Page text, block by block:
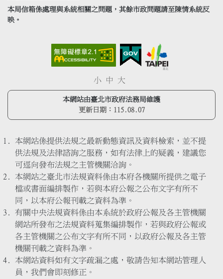
本局信箱係處理與系統相關之問題，其餘市政問題請至陳情系統反
映。
小 中 大
本網站由臺北市政府法務局維護
更新日期： 115.08.07
本網站係提供法規之最新動態資訊及資料檢索，並不提
供法規及法律諮詢之服務，如有法律上的疑義，建議您
可逕向發布法規之主管機關洽詢。
本網站之臺北市法規資料係由本府各機關所提供之電子
檔或書面編排製作，若與本府公報之公布文字有所不
同，以本府公報刊載之資料為準。
有關中央法規資料係由本系統於政府公報及各主管機關
網站所發布之法規資料蒐集編排製作，若與政府公報或
各主管機關之公布文字有所不同，以政府公報及各主管
機關刊載之資料為準。
本網站資料如有文字疏漏之處，敬請告知本網站管理人
員，我們會即刻修正。